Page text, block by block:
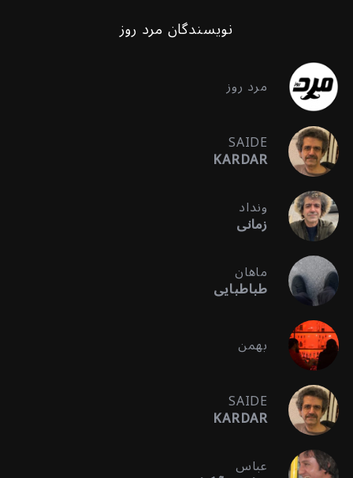
نویسندگان مرد روز
مرد روز
SAIDE
KARDAR
ونداد
زمانی
ماهان
طباطبایی
بهمن
SAIDE
KARDAR
عباس